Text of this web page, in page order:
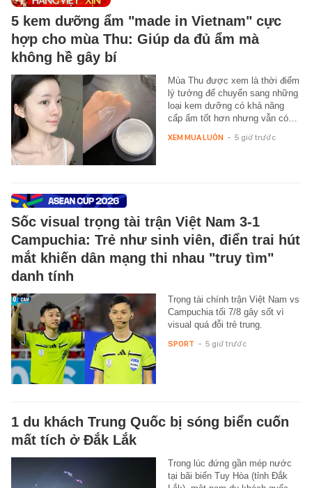
5 kem dưỡng ẩm "made in Vietnam" cực
hợp cho mùa Thu: Giúp da đủ ẩm mà
không hề gây bí
Mùa Thu được xem là thời điểm
lý tưởng để chuyển sang những
loại kem dưỡng có khả năng
cấp ẩm tốt hơn nhưng vẫn có…
XEM MUA LUÔN - 5 giờ trước
Sốc visual trọng tài trận Việt Nam 3-1
Campuchia: Trẻ như sinh viên, điển trai hút
mắt khiến dân mạng thi nhau "truy tìm"
danh tính
Trọng tài chính trận Việt Nam vs
Campuchia tối 7/8 gây sốt vì
visual quá đỗi trẻ trung.
SPORT - 5 giờ trước
1 du khách Trung Quốc bị sóng biển cuốn
mất tích ở Đắk Lắk
Trong lúc đứng gần mép nước
tại bãi biển Tuy Hòa (tỉnh Đắk